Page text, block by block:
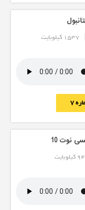
| 1537 کیلوبایت
7
نوت 10